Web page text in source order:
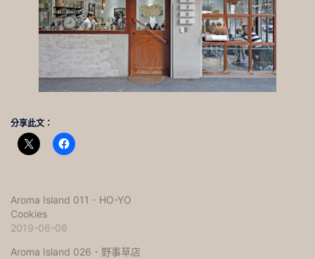
分享此文：
Aroma Island 011．HO-YO
Cookies
2019-06-06
Aroma Island 026．野事草店